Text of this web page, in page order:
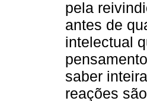
pela
antes de
intelectual
saber
reações